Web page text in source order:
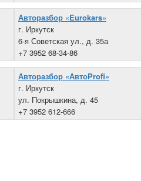
Авторазбор «Eurokars»
г. Иркутск
6-я Советская ул., д. 35а
+7 3952 68-34-86
Авторазбор «АвтоProfi»
г. Иркутск
ул. Покрышкина, д. 45
+7 3952 612-666